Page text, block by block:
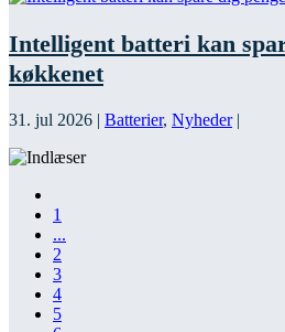
Intelligent batteri kan
køkkenet
31. jul 2026 | Batterier, Nyheder|
1
...
2
3
4
5